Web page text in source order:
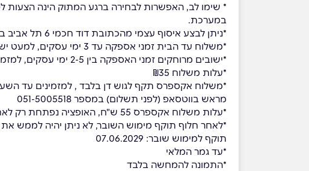
* שימו לב, האפשרות לבחירה ברגע המתוק הינה הצעות
במערכת.
*ניתן לבצע איסוף עצמי מהכתובת דוד חכמי 6 תל אביב בתיאום מראש בלבד במספר 051-5005518
*משלוח עד הבית זמני אספקה עד 3 ימי עסקים, למעט ישובים מרוחקים, למזמינים עד השעה 14:00
*ישובים מרוחקים זמני האספקה בין 2-5 ימי עסקים, למזמינים עד השעה 14:00
*עלות משלוח ₪35
מראש בווטסאפ (לפני תשלום) במספר 051-5005518
*עלות משלוח אקספרס 55 ש"ח, האופציה נפתחת רק לאחר הזנת עיר
*לאחר חלוף תוקף מימוש השובר, לא ניתן יהיה לממש את
תוקף למימוש שובר: 07.06.2029
*עד גמר המלאי
*התמונה להמחשה בלבד